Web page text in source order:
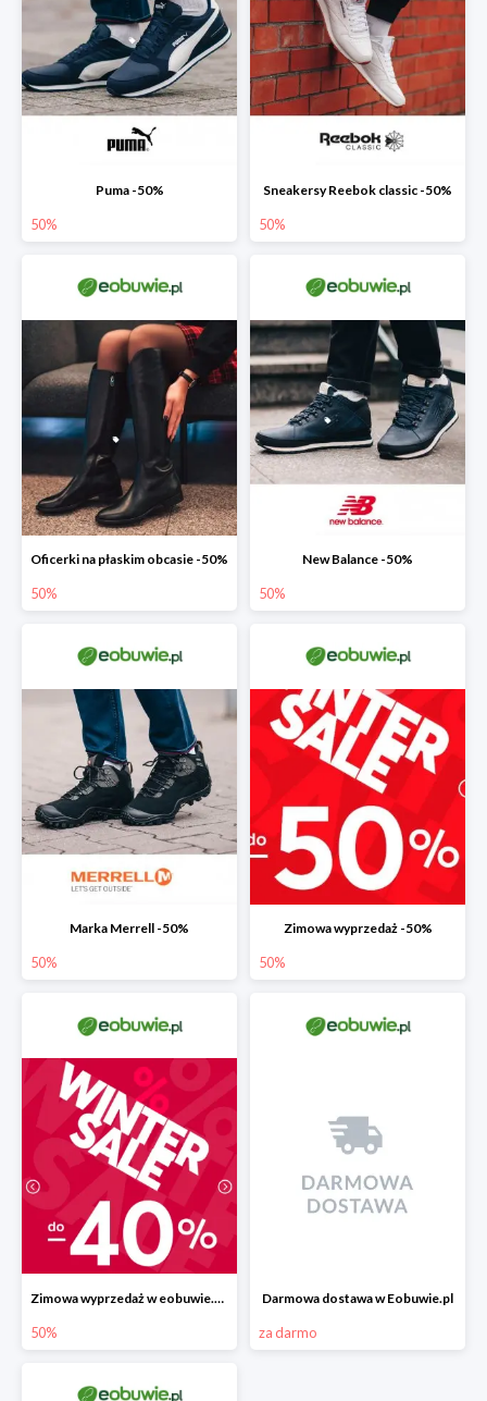
Puma -50%
50%
Sneakersy Reebok classic -50%
50%
Oficerki na płaskim obcasie -50%
50%
New Balance -50%
50%
Marka Merrell -50%
50%
Zimowa wyprzedaż -50%
50%
Zimowa wyprzedaż w eobuwie.pl -40%
50%
Darmowa dostawa w Eobuwie.pl
za darmo